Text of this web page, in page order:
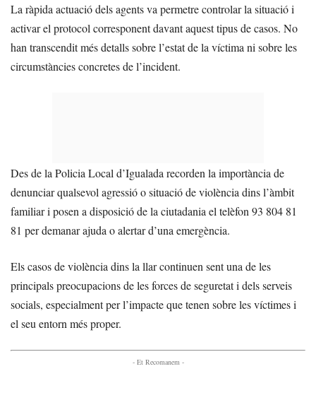
La ràpida actuació dels agents va permetre controlar la situació i
activar el protocol corresponent davant aquest tipus de casos. No
han transcendit més detalls sobre l’estat de la víctima ni sobre les
circumstàncies concretes de l’incident.
Des de la Policia Local d’Igualada recorden la importància de
denunciar qualsevol agressió o situació de violència dins l’àmbit
familiar i posen a disposició de la ciutadania el telèfon 93 804 81
81 per demanar ajuda o alertar d’una emergència.
Els casos de violència dins la llar continuen sent una de les
principals preocupacions de les forces de seguretat i dels serveis
socials, especialment per l’impacte que tenen sobre les víctimes i
el seu entorn més proper.
- Et Recomanem -